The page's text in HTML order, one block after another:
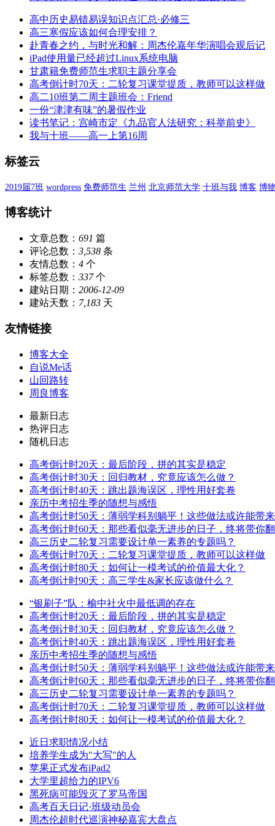
高中历史易错易误知识点汇总·必修三
高三寒假应该如何合理安排？
赴青春之约，与时光和解：周杰伦嘉年华演唱会观后记
iPad使用量已经超过Linux系统电脑
甘肃籍免费师范生求职主题分享会
高考倒计时70天：二轮复习课堂提质，教师可以这样做
高二10班第二周主题班会：Friend
一份“津津有味”的暑假作业
读书笔记：宫崎市定《九品官人法研究：科举前史》
我与十班——高一上第16周
标签云
2019届7班 wordpress 免费师范生 兰州 北京师范大学 十班与我 博客 博
博客统计
文章总数： 691 篇
评论总数： 3,538 条
友情总数： 4 个
标签总数： 337个
建站日期： 2006-12-09
建站天数： 7,183 天
友情链接
博客大全
自说Me话
山回路转
周良博客
最新日志
热评日志
随机日志
高考倒计时20天：最后阶段，拼的其实是稳定
高考倒计时30天：回归教材，究竟应该怎么做？
高考倒计时40天：跳出题海误区，理性用好套卷
亲历中考招生季的随想与感悟
高考倒计时50天：薄弱学科别躺平！这些做法或许能带来
高考倒计时60天：那些看似毫无进步的日子，终将带你
高三历史二轮复习需要设计单一素养的专题吗？
高考倒计时70天：二轮复习课堂提质，教师可以这样做
高考倒计时80天：如何让一模考试的价值最大化？
高考倒计时90天：高三学生&家长应该做什么？
“银刷子”队：榆中社火中最低调的存在
高考倒计时20天：最后阶段，拼的其实是稳定
高考倒计时30天：回归教材，究竟应该怎么做？
高考倒计时40天：跳出题海误区，理性用好套卷
亲历中考招生季的随想与感悟
高考倒计时50天：薄弱学科别躺平！这些做法或许能带来
高考倒计时60天：那些看似毫无进步的日子，终将带你
高三历史二轮复习需要设计单一素养的专题吗？
高考倒计时70天：二轮复习课堂提质，教师可以这样做
高考倒计时80天：如何让一模考试的价值最大化？
近日求职情况小结
培养学生成为"大写"的人
苹果正式发布iPad2
大学里超给力的IPV6
黑死病可能毁灭了罗马帝国
高考百天日记·班级动员会
周杰伦超时代巡演神秘嘉宾大盘点